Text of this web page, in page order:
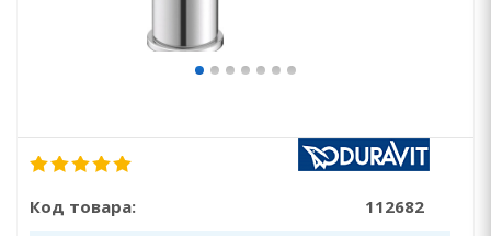
Код товара: 112682